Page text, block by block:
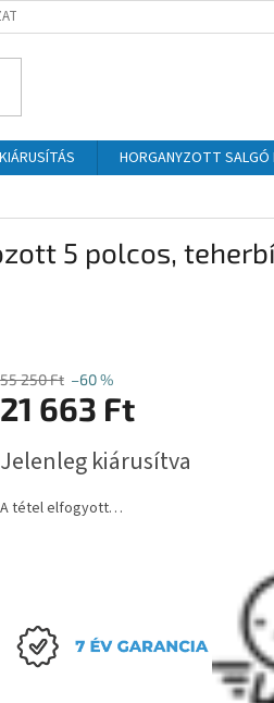
HORGANYZOTT SALGÓ
5 polcos,
55 250 Ft –60 %
21 663 Ft
Jelenleg kiárusítva
A tétel elfogyott…